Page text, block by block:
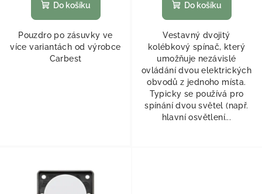
Do košíku
Pouzdro po zásuvky ve
více variantách od výrobce
Carbest
Do košíku
Vestavný dvojitý
kolébkový spínač, který
umožňuje nezávislé
ovládání dvou elektrických
obvodů z jednoho místa.
Typicky se používá pro
spínání dvou světel (např.
hlavní osvětlení...